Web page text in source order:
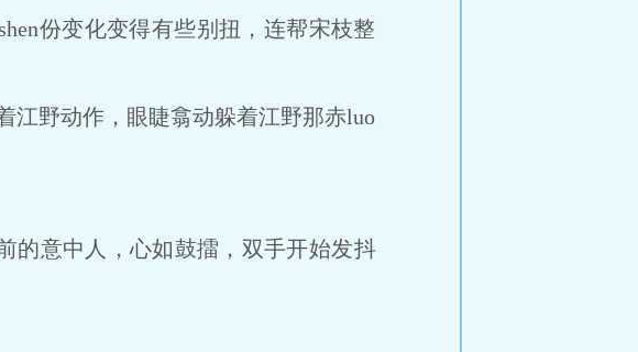
份变化变得有些别扭，连帮宋枝整
野动作，眼睫翕动躲着江野那赤luo
意中人，心如鼓擂，双手开始发抖